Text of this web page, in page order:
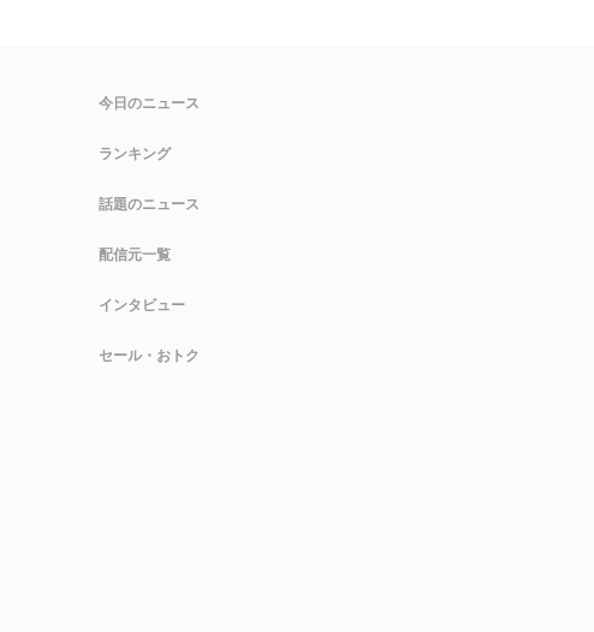
今日のニュース
ランキング
話題のニュース
配信元一覧
インタビュー
セール・おトク